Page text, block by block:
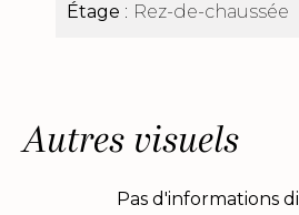
Étage Rez-de-chaussée
Autres visuels
Pas d'informations